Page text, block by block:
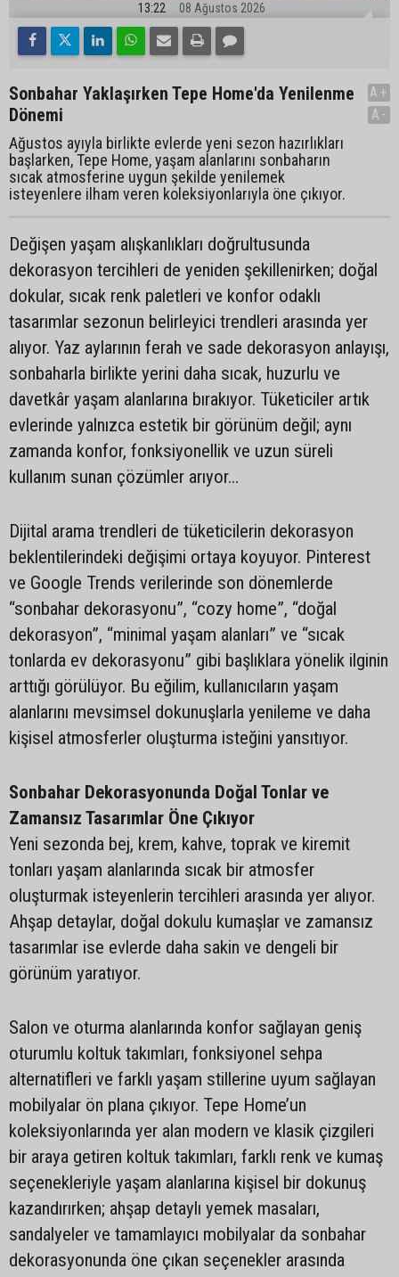
13:22 08 Ağustos 2026
Sonbahar Yaklaşırken Tepe Home'da Yenilenme
Dönemi
Ağustos ayıyla birlikte evlerde yeni sezon hazırlıkları
başlarken, Tepe Home, yaşam alanlarını sonbaharın
sıcak atmosferine uygun şekilde yenilemek
isteyenlere ilham veren koleksiyonlarıyla öne çıkıyor.
A+
A-
Değişen yaşam alışkanlıkları doğrultusunda
dekorasyon tercihleri de yeniden şekillenirken; doğal
dokular, sıcak renk paletleri ve konfor odaklı
tasarımlar sezonun belirleyici trendleri arasında yer
alıyor. Yaz aylarının ferah ve sade dekorasyon anlayışı,
sonbaharla birlikte yerini daha sıcak, huzurlu ve
davetkâr yaşam alanlarına bırakıyor. Tüketiciler artık
evlerinde yalnızca estetik bir görünüm değil; aynı
zamanda konfor, fonksiyonellik ve uzun süreli
kullanım sunan çözümler arıyor…
Dijital arama trendleri de tüketicilerin dekorasyon
beklentilerindeki değişimi ortaya koyuyor. Pinterest
ve Google Trends verilerinde son dönemlerde
“sonbahar dekorasyonu”, “cozy home”, “doğal
dekorasyon”, “minimal yaşam alanları” ve “sıcak
tonlarda ev dekorasyonu” gibi başlıklara yönelik ilginin
arttığı görülüyor. Bu eğilim, kullanıcıların yaşam
alanlarını mevsimsel dokunuşlarla yenileme ve daha
kişisel atmosferler oluşturma isteğini yansıtıyor.
Sonbahar Dekorasyonunda Doğal Tonlar ve
Zamansız Tasarımlar Öne Çıkıyor
Yeni sezonda bej, krem, kahve, toprak ve kiremit
tonları yaşam alanlarında sıcak bir atmosfer
oluşturmak isteyenlerin tercihleri arasında yer alıyor.
Ahşap detaylar, doğal dokulu kumaşlar ve zamansız
tasarımlar ise evlerde daha sakin ve dengeli bir
görünüm yaratıyor.
Salon ve oturma alanlarında konfor sağlayan geniş
oturumlu koltuk takımları, fonksiyonel sehpa
alternatifleri ve farklı yaşam stillerine uyum sağlayan
mobilyalar ön plana çıkıyor. Tepe Home’un
koleksiyonlarında yer alan modern ve klasik çizgileri
bir araya getiren koltuk takımları, farklı renk ve kumaş
seçenekleriyle yaşam alanlarına kişisel bir dokunuş
kazandırırken; ahşap detaylı yemek masaları,
sandalyeler ve tamamlayıcı mobilyalar da sonbahar
dekorasyonunda öne çıkan seçenekler arasında